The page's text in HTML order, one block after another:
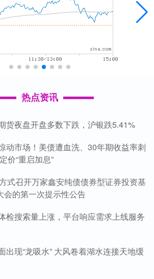
热点资讯
货夜盘开盘多数下跌，沪银跌5.41%
动市场！美债遭血洗、30年期收益率刺
价“重启加息”
式召开万家鑫安纯债债券型证券投资基
会的第一次提示性公告
检搜索量上涨，平台响应需求上线服务
出现“龙吸水” 大风卷着湖水连接天地缓